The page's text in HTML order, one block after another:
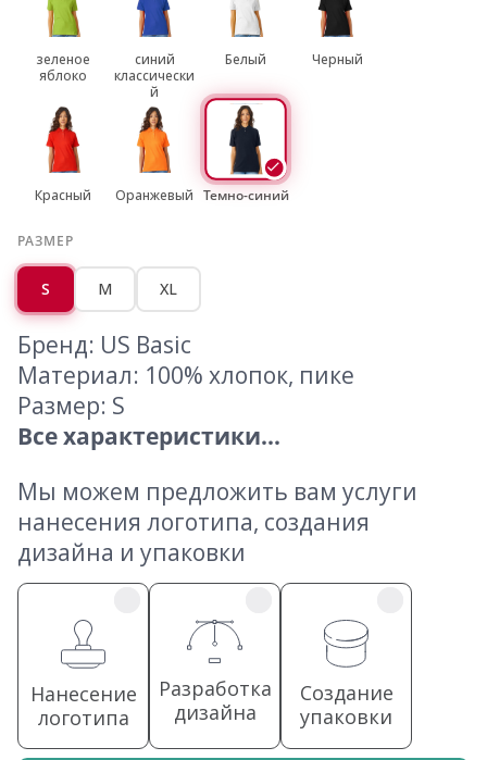
зеленое
яблоко
синий
классически
й
Белый Черный
Красный Оранжевый Темно-синий
РАЗМЕР
S M XL
Бренд: US Basic
Материал: 100% хлопок, пике
Размер: S
Все характеристики...
Мы можем предложить вам услуги
нанесения логотипа, создания
дизайна и упаковки
Нанесение
логотипа
Разработка
дизайна
Создание
упаковки